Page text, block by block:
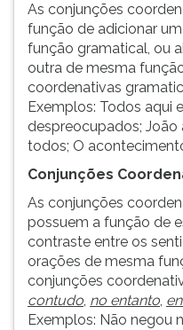
direita
Para
menu
pressione
tecla
depois
Pressione
As conjunções
função de adicionar
função gramatical, ou
outra de mesma
coordenativas
Exemplos: Todos aqui
despreocupados; João
todos; O
Conjunções
As conjunções
possuem a função de
contraste entre os
orações de mesma
conjunções
contudo, no entanto,
Exemplos: Não negou